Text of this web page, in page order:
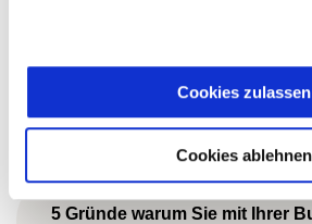
Cookies zulassen
Cookies ablehnen
+49 (0) 761
5 Gründe warum Sie mit Ihrer